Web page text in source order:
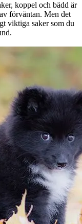
koppel och bädd är
förväntan. Men det
viktiga saker som du